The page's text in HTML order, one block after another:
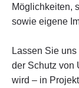
Möglichkeiten,
sowie eigene
Lassen Sie
der Schutz von
wird – in